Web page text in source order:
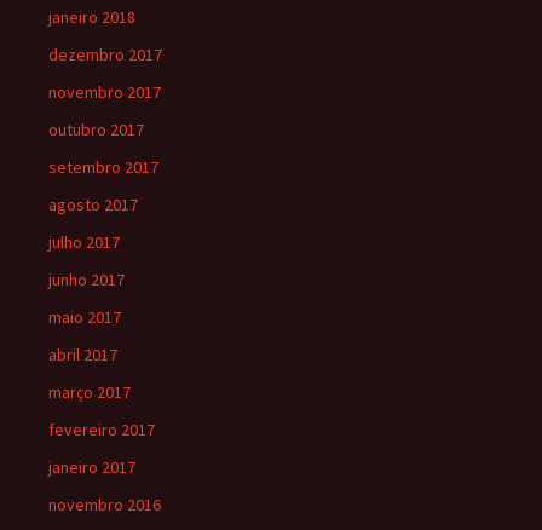
janeiro 2018
dezembro 2017
novembro 2017
outubro 2017
setembro 2017
agosto 2017
julho 2017
junho 2017
maio 2017
abril 2017
março 2017
fevereiro 2017
janeiro 2017
novembro 2016